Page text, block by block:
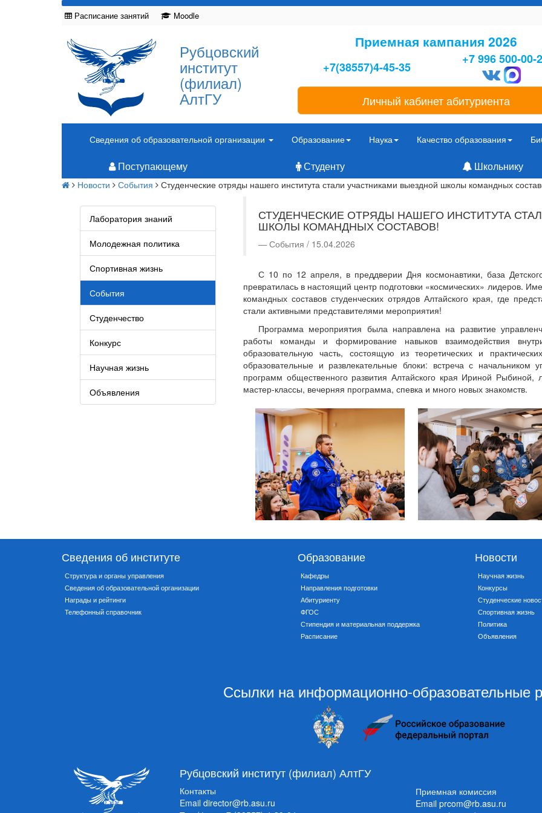
Расписание занятий Moodle
Рубцовский
институт
(филиал)
АлтГУ
Приемная кампания 2026
+7(38557)4-45-35
+7 996 500-00-
Личный кабинет абитуриента
Сведения об образовательной организации Образование Наука Качество образования
Поступающему Студенту Школьнику
Новости События Студенческие отряды нашего института стали участниками выездной школы командных
Лаборатория знаний
Молодежная политика
Спортивная жизнь
События
Студенчество
Конкурс
Научная жизнь
Объявления
СТУДЕНЧЕСКИЕ ОТРЯДЫ НАШЕГО ИНСТИТУТА
ШКОЛЫ КОМАНДНЫХ СОСТАВОВ!
События / 15.04.2026
С 10 по 12 апреля, в преддверии Дня космонавтики, база
превратилась в настоящий центр подготовки «космических» лидеров.
командных составов студенческих отрядов Алтайского края, где
стали активными представителями мероприятия!
Программа мероприятия была направлена на развитие
работы команды и формирование навыков взаимодействия
образовательную часть, состоящую из теоретических и
образовательные и развлекательные блоки: встреча с
программ общественного развития Алтайского края Ириной Рыбиной,
мастер-классы, вечерняя программа, спевка и много новых знакомств.
Сведения об институте
Структура и органы управления
Сведения об образовательной организации
Награды и рейтинги
Телефонный справочник
Образование
Кафедры
Направления подготовки
Абитуриенту
ФГОС
Стипендия и материальная поддержка
Расписание
Новости
Научная жизнь
Конкурсы
Студенческие
Спортивная жизнь
Политика
Объявления
Ссылки на информационно-образовательные
Рубцовский институт (филиал) АлтГУ
Контакты
Email director@rb.asu.ru
Приемная комиссия
Email prcom@rb.asu.ru